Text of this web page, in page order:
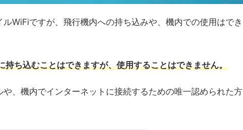
WiFiですが、飛行機内への持ち込みや、機内での使用はでき
持ち込むことはできますが、使用することはできません。
、機内でインターネットに接続するための唯一認められた方